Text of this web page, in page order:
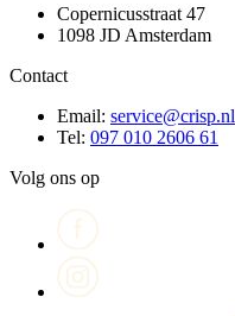
Copernicusstraat 47
1098 JD Amsterdam
Contact
Email: service@crisp.nl
Tel: 097 010 2606 61
Volg ons op